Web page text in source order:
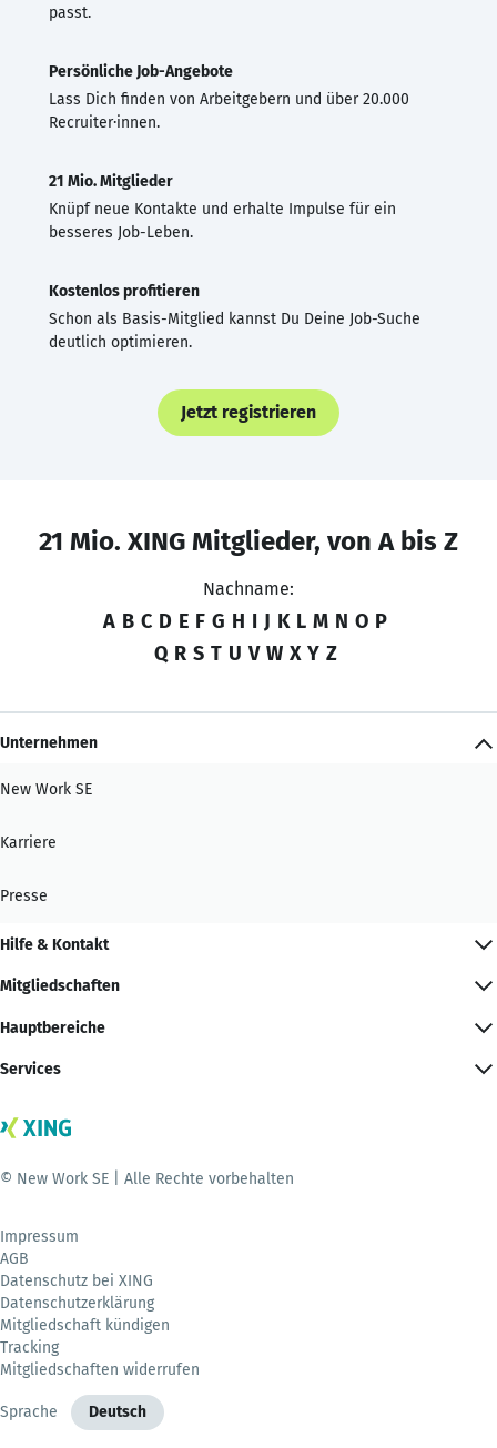
passt.
Persönliche Job-Angebote
Lass Dich finden von Arbeitgebern und über 20.000
Recruiter·innen.
21 Mio. Mitglieder
Knüpf neue Kontakte und erhalte Impulse für ein
besseres Job-Leben.
Kostenlos profitieren
Schon als Basis-Mitglied kannst Du Deine Job-Suche
deutlich optimieren.
Jetzt registrieren
21 Mio. XING Mitglieder, von A bis Z
Nachname:
A B C D E F G H I J K L M N O P
Q R S T U V W X Y Z
Unternehmen
New Work SE
Karriere
Presse
Hilfe & Kontakt
Mitgliedschaften
Hauptbereiche
Services
© New Work SE | Alle Rechte vorbehalten
Impressum
AGB
Datenschutz bei XING
Datenschutzerklärung
Mitgliedschaft kündigen
Tracking
Mitgliedschaften widerrufen
Sprache Deutsch